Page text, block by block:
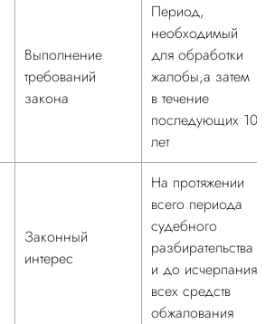
Выполнение
требований
закона
Период,
необходимый
для обработки
жалобы,а затем
в течение
последующих 10
лет
Законный
интерес
На протяжении
всего периода
судебного
разбирательства
и до исчерпания
всех средств
обжалования